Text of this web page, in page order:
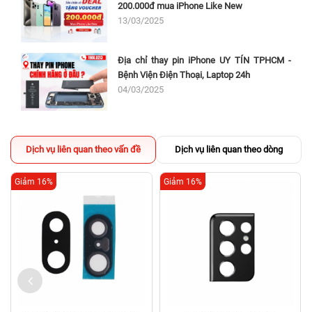
200.000đ mua iPhone Like New
13/03/2025
Địa chỉ thay pin iPhone UY TÍN TPHCM -
Bệnh Viện Điện Thoại, Laptop 24h
04/03/2025
Dịch vụ liên quan theo vấn đề Dịch vụ liên quan theo dòng
Giảm 16% Giảm 16%